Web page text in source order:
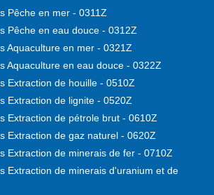
Pêche en mer - 0311Z
Pêche en eau douce - 0312Z
Aquaculture en mer - 0321Z
Aquaculture en eau douce - 0322Z
Extraction de houille - 0510Z
Extraction de lignite - 0520Z
Extraction de pétrole brut - 0610Z
Extraction de gaz naturel - 0620Z
Extraction de minerais de fer - 0710Z
Extraction de minerais d'uranium et de